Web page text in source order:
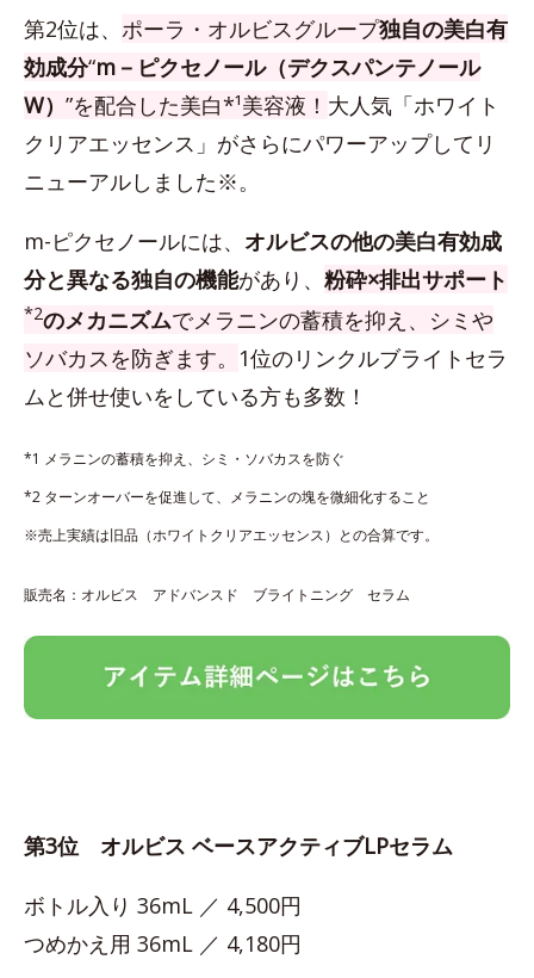
第2位は、 ポーラ・オルビスグループ独自の美白有
効成分“m－ピクセノール（デクスパンテノール
W） ”を配合した美白*¹美容液！ 大人気「ホワイト
クリアエッセンス」がさらにパワーアップしてリ
ニューアルしました※。
m-ピクセノールには、 オルビスの他の美白有効成
分と異なる独自の機能があり、 粉砕×排出サポート
*2のメカニズムでメラニンの蓄積を抑え、シミや
ソバカスを防ぎます。 1位のリンクルブライトセラ
ムと併せ使いをしている方も多数！
*1 メラニンの蓄積を抑え、シミ・ソバカスを防ぐ
*2 ターンオーバーを促進して、メラニンの塊を微細化すること
※売上実績は旧品（ホワイトクリアエッセンス）との合算です。
販売名：オルビス アドバンスド ブライトニング セラム
第3位 オルビス ベースアクティブLPセラム
ボトル入り 36mL ／ 4,500円
つめかえ用 36mL ／ 4,180円